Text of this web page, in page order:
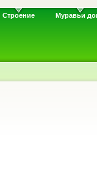
Строение Муравьи